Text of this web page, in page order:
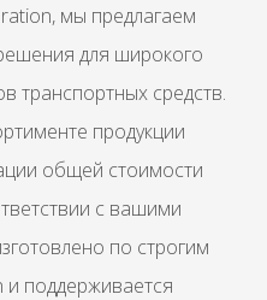
мы предлагаем
для широкого
транспортных средств.
продукции
общей стоимости
с вашими
по строгим
и поддерживается